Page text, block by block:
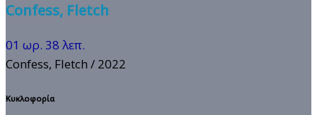
Confess, Fletch
01 ωρ. 38 λεπ.
Confess, Fletch / 2022
Κυκλοφορία